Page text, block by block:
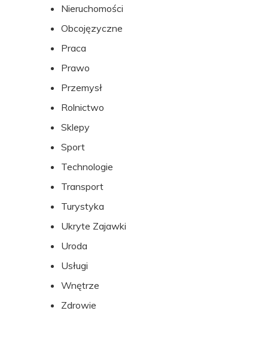
Nieruchomości
Obcojęzyczne
Praca
Prawo
Przemysł
Rolnictwo
Sklepy
Sport
Technologie
Transport
Turystyka
Ukryte Zajawki
Uroda
Usługi
Wnętrze
Zdrowie